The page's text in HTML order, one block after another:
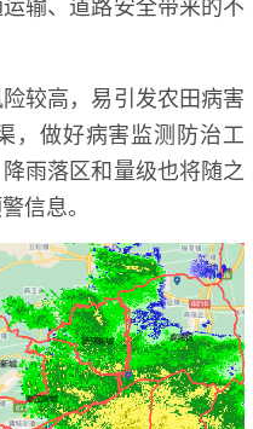
较高，易引发农田病害
，做好病害监测防治工
雨落区和量级也将随之
信息。